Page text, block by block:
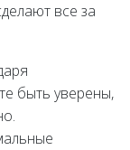
все за
быть уверены,